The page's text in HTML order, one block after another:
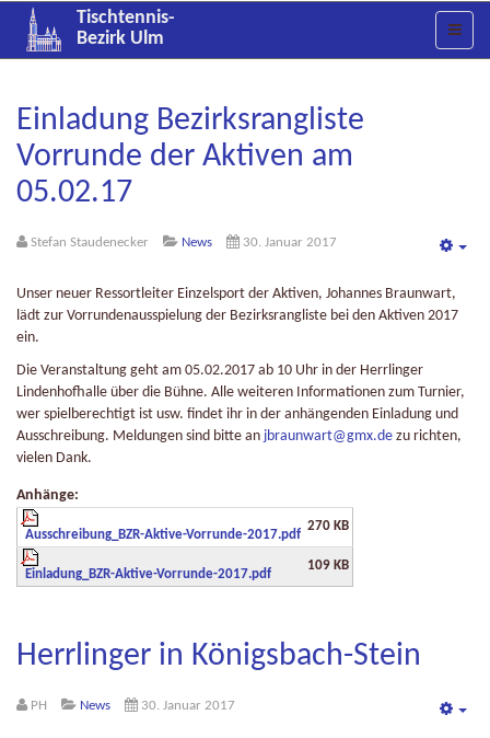
Tischtennis-
Bezirk Ulm
Einladung Bezirksrangliste
Vorrunde der Aktiven am
05.02.17
Stefan Staudenecker News 30. Januar 2017
Unser neuer Ressortleiter Einzelsport der Aktiven, Johannes Braunwart,
lädt zur Vorrundenausspielung der Bezirksrangliste bei den Aktiven 2017
ein.
Die Veranstaltung geht am 05.02.2017 ab 10 Uhr in der Herrlinger
Lindenhofhalle über die Bühne. Alle weiteren Informationen zum Turnier,
wer spielberechtigt ist usw. findet ihr in der anhängenden Einladung und
Ausschreibung. Meldungen sind bitte an jbraunwart@gmx.de zu richten,
vielen Dank.
Anhänge:
Ausschreibung_BZR-Aktive-Vorrunde-2017.pdf
270 KB
Einladung_BZR-Aktive-Vorrunde-2017.pdf
109 KB
Herrlinger in Königsbach-Stein
PH News 30. Januar 2017